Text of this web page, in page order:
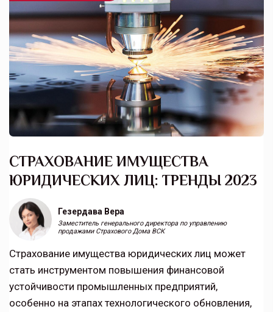
СТРАХОВАНИЕ ИМУЩЕСТВА
ЮРИДИЧЕСКИХ ЛИЦ: ТРЕНДЫ 2023
Гезердава Вера
Заместитель генерального директора по управлению
продажами Страхового Дома ВСК
Страхование имущества юридических лиц может
стать инструментом повышения финансовой
устойчивости промышленных предприятий,
особенно на этапах технологического обновления,